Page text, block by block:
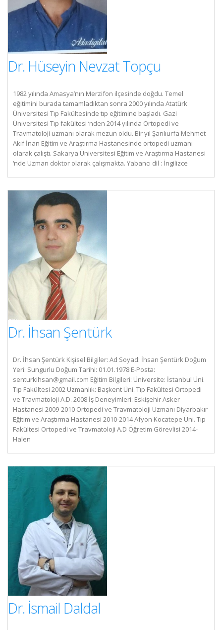
Dr. Hüseyin Nevzat Topçu
1982 yılında Amasya’nın Merzifon ilçesinde doğdu. Temel
eğitimini burada tamamladıktan sonra 2000 yılında Atatürk
Üniversitesi Tıp Fakültesinde tıp eğitimine başladı. Gazi
Üniversitesi Tıp fakültesi ‘nden 2014 yılında Ortopedi ve
Travmatoloji uzmanı olarak mezun oldu. Bir yıl Şanlıurfa Mehmet
Akif İnan Eğitim ve Araştırma Hastanesinde ortopedi uzmanı
olarak çalıştı. Sakarya Üniversitesi Eğitim ve Araştırma Hastanesi
‘nde Uzman doktor olarak çalışmakta. Yabancı dil : İngilizce
Dr. İhsan Şentürk
Dr. İhsan Şentürk Kişisel Bilgiler: Ad Soyad: İhsan Şentürk Doğum
Yeri: Sungurlu Doğum Tarihi: 01.01.1978 E-Posta:
senturkihsan@gmail.com Eğitim Bilgileri: Üniversite: İstanbul Üni.
Tıp Fakültesi 2002 Uzmanlık: Başkent Üni. Tıp Fakültesi Ortopedi
ve Travmatoloji A.D. 2008 İş Deneyimleri: Eskişehir Asker
Hastanesi 2009-2010 Ortopedi ve Travmatoloji Uzmanı Diyarbakır
Eğitim ve Araştırma Hastanesi 2010-2014 Afyon Kocatepe Üni. Tıp
Fakültesi Ortopedi ve Travmatoloji A.D Öğretim Görevlisi 2014-
Halen
Dr. İsmail Daldal